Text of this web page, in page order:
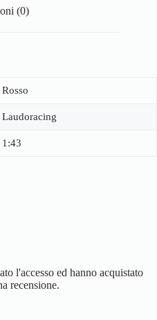
(0)
Rosso
Laudoracing
1:43
l'accesso ed hanno acquistato
recensione.